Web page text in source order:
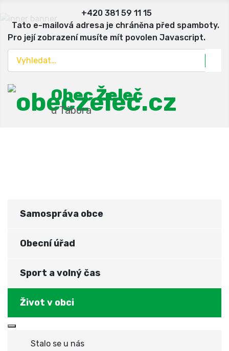
Obec Želeč
u Tábora
+420 381 59 11 15
Tato e-mailová adresa je chráněna před spamboty.
Pro její zobrazení musíte mít povolen Javascript.
Samospráva obce
Obecní úřad
Sport a volný čas
Život v obci
Stalo se u nás